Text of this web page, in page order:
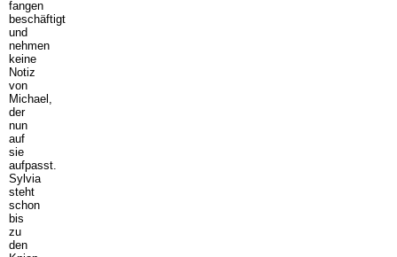
fangen
beschäftigt
und
nehmen
keine
Notiz
von
Michael,
der
nun
auf
sie
aufpasst.
Sylvia
steht
schon
bis
zu
den